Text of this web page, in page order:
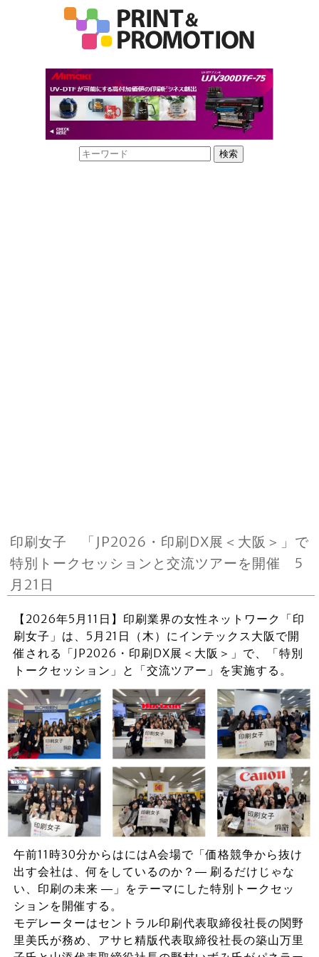
印刷女子 「JP2026・印刷DX展＜大阪＞」で
特別トークセッションと交流ツアーを開催 5
月21日
【2026年5月11日】印刷業界の女性ネットワーク「印
刷女子」は、5月21日（木）にインテックス大阪で開
催される「JP2026・印刷DX展＜大阪＞」で、「特別
トークセッション」と「交流ツアー」を実施する。
午前11時30分からはにはA会場で「価格競争から抜け
出す会社は、何をしているのか？― 刷るだけじゃな
い、印刷の未来 ―」をテーマにした特別トークセッ
ションを開催する。
モデレーターはセントラル印刷代表取締役社長の関野
里美氏が務め、アサヒ精版代表取締役社長の築山万里